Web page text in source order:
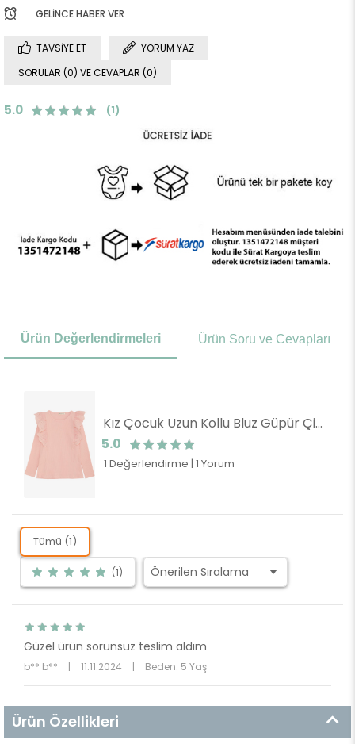
GELINCE HABER VER
TAVSIYE ET
YORUM YAZ
SORULAR (0) VE CEVAPLAR (0)
5.0 (1)
Ürün Değerlendirmeleri Ürün Soru ve Cevapları
Kız Çocuk Uzun Kollu Bluz Güpür Çiçek Nakışlı Pembe (8 Yaş)
5.0
1 Değerlendirme | 1 Yorum
Tümü (1)
(1)
Güzel ürün sorunsuz teslim aldım
b** b** | 11.11.2024 | Beden: 5 Yaş
Ürün Özellikleri